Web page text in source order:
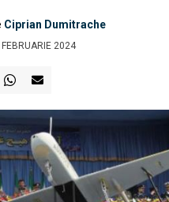
Ciprian Dumitrache
2024